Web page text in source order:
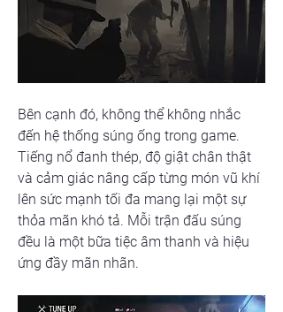
Bên cạnh đó, không thể không nhắc
đến hệ thống súng ống trong game.
Tiếng nổ đanh thép, độ giật chân thật
và cảm giác nâng cấp từng món vũ khí
lên sức mạnh tối đa mang lại một sự
thỏa mãn khó tả. Mỗi trận đấu súng
đều là một bữa tiệc âm thanh và hiệu
ứng đầy mãn nhãn.